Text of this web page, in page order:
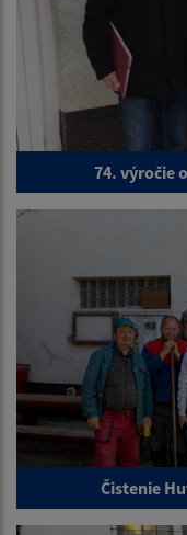
74. výročie
Čistenie